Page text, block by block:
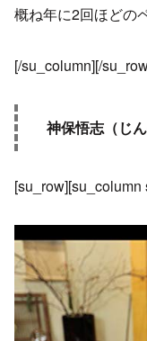
概ね年に2回ほどの
[/su_column][/
神保悟志（じ
[su_row][su_column